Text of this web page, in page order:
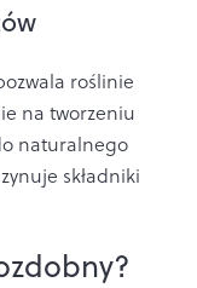
roślinie
na tworzeniu
naturalnego
składniki